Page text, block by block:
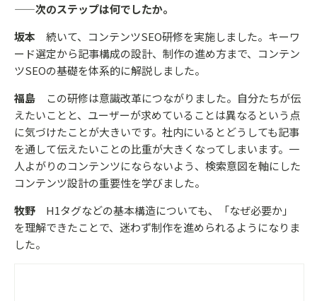
——次のステップは何でしたか。
坂本 続いて、コンテンツSEO研修を実施しました。キーワ
ード選定から記事構成の設計、制作の進め方まで、コンテン
ツSEOの基礎を体系的に解説しました。
福島 この研修は意識改革につながりました。自分たちが伝
えたいことと、ユーザーが求めていることは異なるという点
に気づけたことが大きいです。社内にいるとどうしても記事
を通して伝えたいことの比重が大きくなってしまいます。一
人よがりのコンテンツにならないよう、検索意図を軸にした
コンテンツ設計の重要性を学びました。
牧野 H1タグなどの基本構造についても、「なぜ必要か」
を理解できたことで、迷わず制作を進められるようになりま
した。